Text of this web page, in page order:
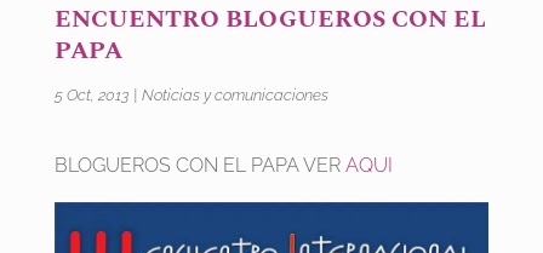
ENCUENTRO BLOGUEROS CON EL
PAPA
5 Oct, 2013 Noticias y comunicaciones
BLOGUEROS CON EL PAPA VER AQUI